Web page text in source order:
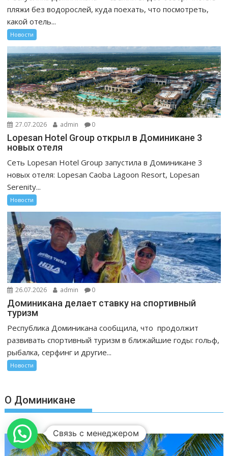
пляжи без водорослей, куда поехать, что посмотреть,
какой отель...
Новости
27.07.2026 admin 0
Lopesan Hotel Group открыл в Доминикане 3
новых отеля
Сеть Lopesan Hotel Group запустила в Доминикане 3
новых отеля: Lopesan Caoba Lagoon Resort, Lopesan
Serenity...
Новости
26.07.2026 admin 0
Доминикана делает ставку на спортивный
туризм
Республика Доминикана сообщила, что продолжит
развивать спортивный туризм в ближайшие годы: гольф,
рыбалка, серфинг и другие...
Новости
О Доминикане
Связь с менеджером